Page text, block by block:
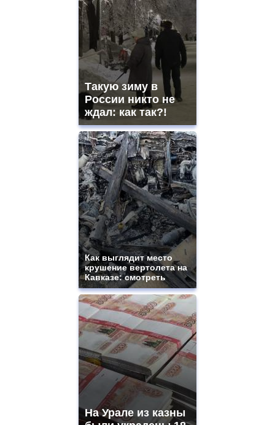
Такую зиму в
России никто не
ждал: как так?!
Как выглядит место
крушение вертолета на
Кавказе: смотреть
На Урале из казны